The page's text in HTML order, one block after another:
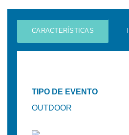
CARACTERÍSTICAS
TIPO DE EVENTO
OUTDOOR